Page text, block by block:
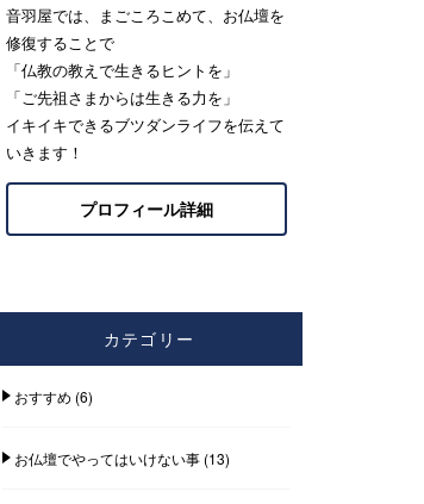
音羽屋では、まごころこめて、お仏壇を
修復することで
「仏教の教えで生きるヒントを」
「ご先祖さまからは生きる力を」
イキイキできるブツダンライフを伝えて
いきます！
プロフィール詳細
カテゴリー
おすすめ (6)
お仏壇でやってはいけない事(13)